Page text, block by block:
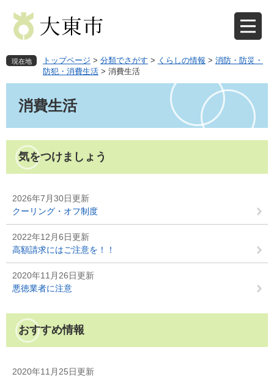
先
で
を
ば
現在地 トップページ > 分類でさがす > くらしの情報 > 消防・防災・
防犯・消費生活 > 消費生活
消費生活
気をつけましょう
2026年7月30日更新
クーリング・オフ制度
2022年12月6日更新
高額請求にはご注意を！！
2020年11月26日更新
悪徳業者に注意
おすすめ情報
2020年11月25日更新